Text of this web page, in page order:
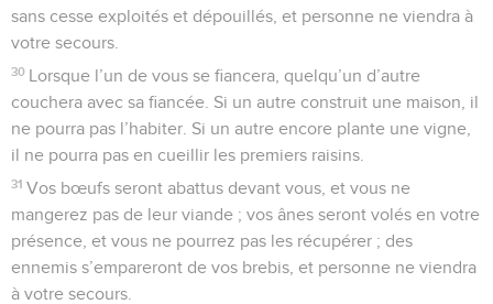
sans cesse exploités et dépouillés, et personne ne viendra à
votre secours.
30 Lorsque l’un de vous se fiancera, quelqu’un d’autre
couchera avec sa fiancée. Si un autre construit une maison, il
ne pourra pas l’habiter. Si un autre encore plante une vigne,
il ne pourra pas en cueillir les premiers raisins.
31 Vos bœufs seront abattus devant vous, et vous ne
mangerez pas de leur viande ; vos ânes seront volés en votre
présence, et vous ne pourrez pas les récupérer ; des
ennemis s’empareront de vos brebis, et personne ne viendra
à votre secours.